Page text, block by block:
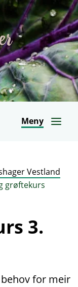
Meny
Vestland
grøftekurs
3.
for meir